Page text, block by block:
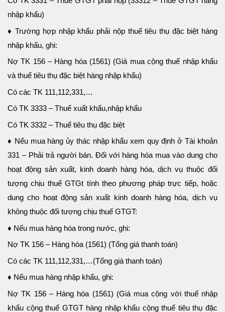
nhập khẩu)
♦Trường hợp nhập khẩu phải nộp thuế tiêu thụ đặc biệt hàng
nhập khẩu, ghi:
Nợ TK 156 – Hàng hóa (1561) (Giá mua cộng thuế nhập khẩu
và thuế tiêu thụ đặc biệt hàng nhập khẩu)
Có các TK 111,112,331,…
Có TK 3333 – Thuế xuất khẩu,nhập khẩu
Có TK 3332 – Thuế tiêu thụ đặc biệt
♦ Nếu mua hàng ủy thác nhập khẩu xem quy định ở Tài khoản
331 – Phải trả người bán. Đối với hàng hóa mua vào dung cho
hoạt động sản xuất, kinh doanh hàng hóa, dịch vụ thuộc đối
tượng chịu thuế GTGt tính theo phương pháp trực tiếp, hoặc
dung cho hoạt động sản xuất kinh doanh hàng hóa, dịch vụ
không thuộc đối tượng chịu thuế GTGT:
♦ Nếu mua hàng hóa trong nước, ghi:
Nợ TK 156 – Hàng hóa (1561) (Tổng giá thanh toán)
Có các TK 111,112,331,…(Tổng giá thanh toán)
♦ Nếu mua hàng nhập khẩu, ghi:
Nợ TK 156 – Hàng hóa (1561) (Giá mua cộng với thuế nhập
khẩu cộng thuế GTGT hàng nhập khẩu cộng thuế tiêu thụ đặc